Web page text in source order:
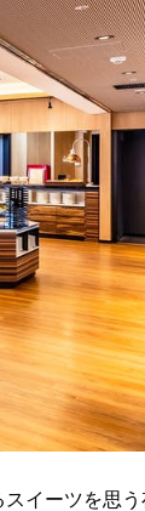
イーツを思う